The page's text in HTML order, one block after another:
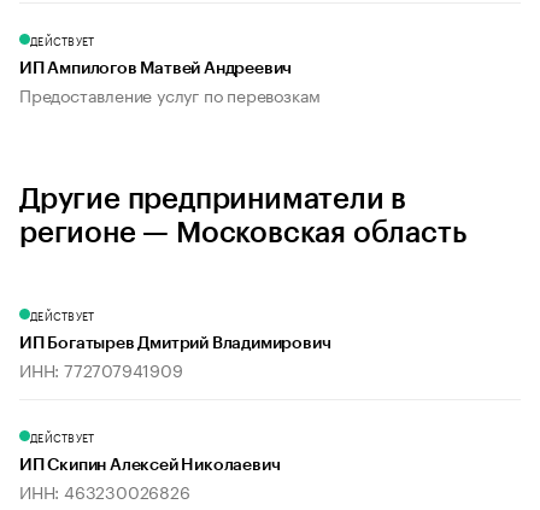
ДЕЙСТВУЕТ
ИП Ампилогов Матвей Андреевич
Предоставление услуг по перевозкам
Другие предприниматели в
регионе — Московская область
ДЕЙСТВУЕТ
ИП Богатырев Дмитрий Владимирович
ИНН: 772707941909
ДЕЙСТВУЕТ
ИП Скипин Алексей Николаевич
ИНН: 463230026826